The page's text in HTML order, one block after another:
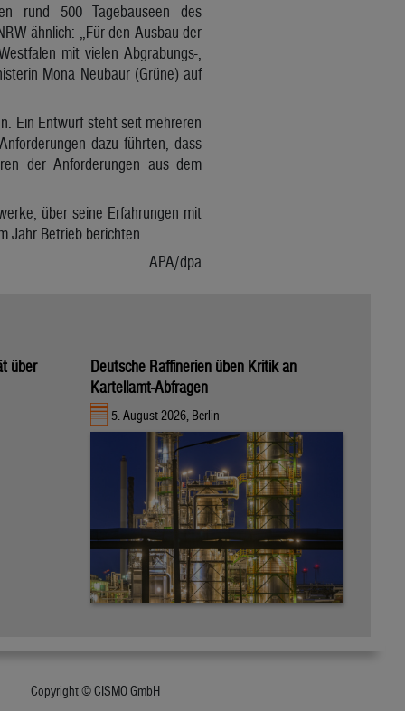
rund 500 Tagebauseen des
ähnlich: „Für den Ausbau der
mit vielen Abgrabungs-,
Mona Neubaur (Grüne) auf
Ein Entwurf steht seit mehreren
dazu führten, dass
der Anforderungen aus dem
über seine Erfahrungen mit
Jahr Betrieb berichten.
APA/dpa
über
Deutsche Raffinerien üben Kritik an
Kartellamt-Abfragen
5. August 2026, Berlin
Copyright © CISMO GmbH